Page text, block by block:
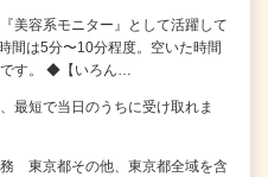
美容系モニター』として活躍して
間は5分〜10分程度。空いた時間
です。 ◆【いろん…
短で当日のうちに受け取れま
東京都その他、東京都全域を含